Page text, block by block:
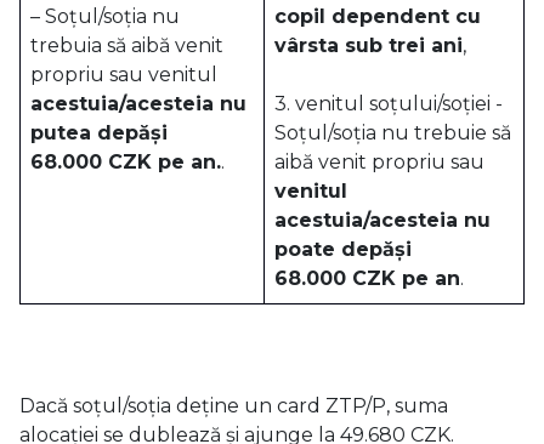
– Soțul/soția nu
trebuia să aibă venit
propriu sau venitul
acestuia/acesteia nu
putea depăși
68.000 CZK pe an..
copil dependent cu
vârsta sub trei ani,
3. venitul soțului/soției -
Soțul/soția nu trebuie să
aibă venit propriu sau
venitul
acestuia/acesteia nu
poate depăși
68.000 CZK pe an.
Dacă soțul/soția deține un card ZTP/P, suma
alocației se dublează și ajunge la 49.680 CZK.